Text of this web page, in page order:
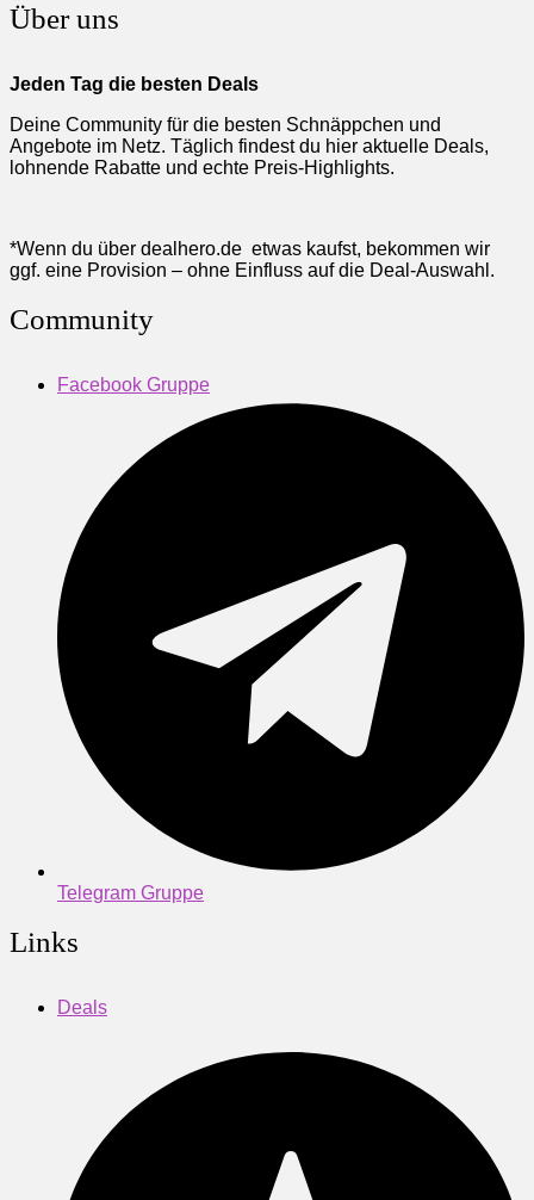
Über uns
Jeden Tag die besten Deals
Deine Community für die besten Schnäppchen und
Angebote im Netz. Täglich findest du hier aktuelle Deals,
lohnende Rabatte und echte Preis-Highlights.
*Wenn du über dealhero.de etwas kaufst, bekommen wir
ggf. eine Provision – ohne Einfluss auf die Deal-Auswahl.
Community
Facebook Gruppe
Telegram Gruppe
Links
Deals